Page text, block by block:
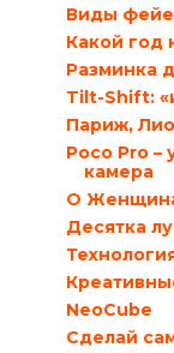
Виды
Какой год
Разминка
Tilt-Shift:
Париж,
Poco Pro –
камера
О
Десятка
NeoCube
Сделай